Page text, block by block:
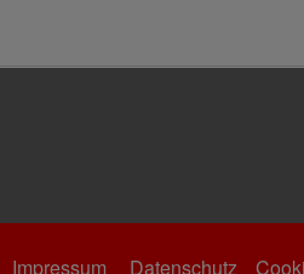
Impressum Datenschutz